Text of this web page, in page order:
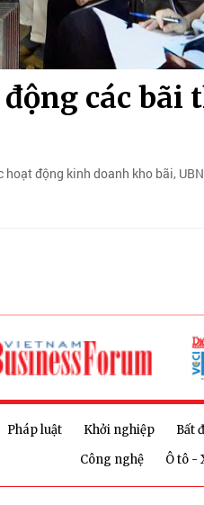
các bãi
động kinh doanh kho bãi,
Pháp luật Khởi nghiệp Bất
Công nghệ
Ô tô -